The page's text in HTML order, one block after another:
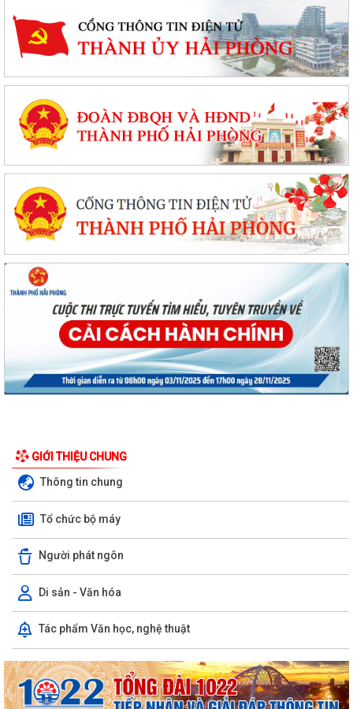
GIỚI THIỆU CHUNG
Thông tin chung
Tổ chức bộ máy
Người phát ngôn
Di sản - Văn hóa
Tác phẩm Văn học, nghệ thuật
thành phố trong lĩnh vực đất đai
Xã Bắc Thanh Miện tổ chức lễ dâng hoa, dâng hương tưởng niệm các
anh hùng liệt sĩ và triển khai lấy...